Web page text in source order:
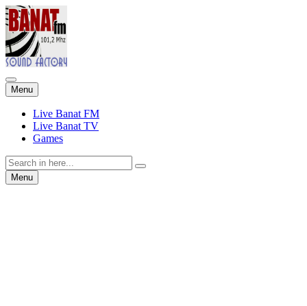
Menu Skip
to
content
Live Banat FM
Live Banat TV
Games
Search
for:Menu Skip
to